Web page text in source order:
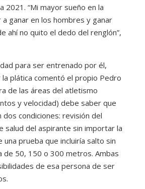
2021. “Mi mayor sueño en la
a ganar en los hombres y ganar
ahí no quito el dedo del renglón”,
para ser entrenado por él,
la plática comentó el propio Pedro
de las áreas del atletismo
y velocidad) debe saber que
dos condiciones: revisión del
salud del aspirante sin importar la
una prueba que incluiría salto sin
de 50, 150 o 300 metros. Ambas
de esa persona de ser